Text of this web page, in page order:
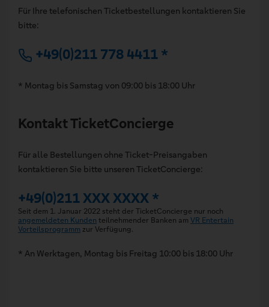
Für Ihre telefonischen Ticketbestellungen kontaktieren Sie
bitte:
+49(0)211 778 4411 *
* Montag bis Samstag von 09:00 bis 18:00 Uhr
Kontakt TicketConcierge
Für alle Bestellungen ohne Ticket-Preisangaben
kontaktieren Sie bitte unseren TicketConcierge:
+49(0)211 XXX XXXX *
Seit dem 1. Januar 2022 steht der TicketConcierge nur noch
angemeldeten Kunden teilnehmender Banken am VR Entertain
Vorteilsprogramm zur Verfügung.
* An Werktagen, Montag bis Freitag 10:00 bis 18:00 Uhr